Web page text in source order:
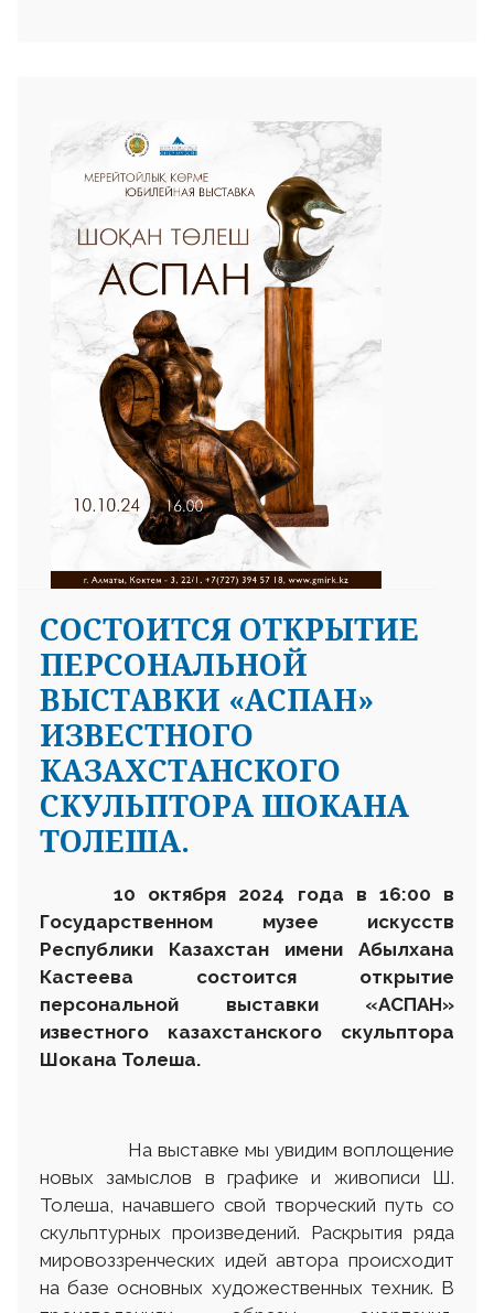
CОСТОИТСЯ ОТКРЫТИЕ
ПЕРСОНАЛЬНОЙ
ВЫСТАВКИ «АСПАН»
ИЗВЕСТНОГО
КАЗАХСТАНСКОГО
СКУЛЬПТОРА ШОКАНА
ТОЛЕША.
10 октября 2024 года в 16:00 в
Государственном музее искусств
Республики Казахстан имени Абылхана
Кастеева состоится открытие
персональной выставки «АСПАН»
известного казахстанского скульптора
Шокана Толеша.
На выставке мы увидим воплощение
новых замыслов в графике и живописи Ш.
Толеша, начавшего свой творческий путь со
скульптурных произведений. Раскрытия ряда
мировоззренческих идей автора происходит
на базе основных художественных техник. В